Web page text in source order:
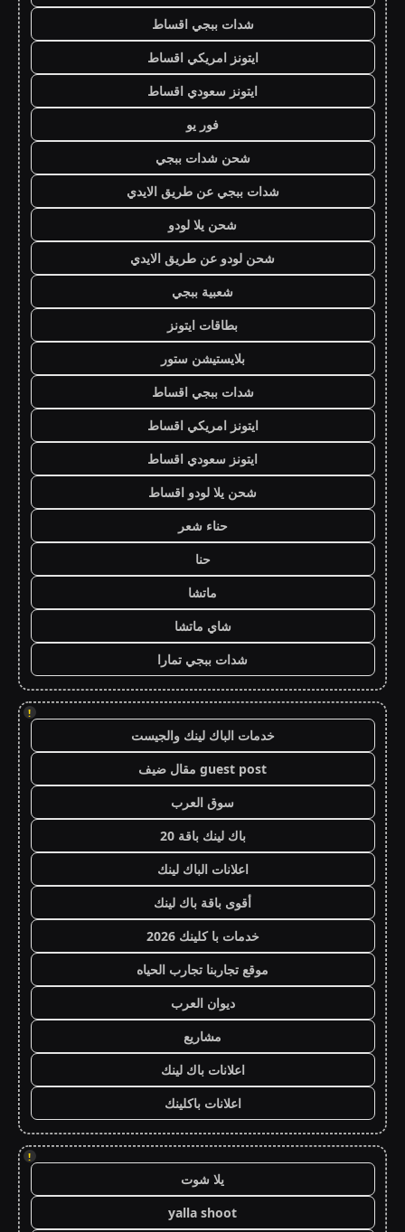
شدات ببجي اقساط
ايتونز امريكي اقساط
ايتونز سعودي اقساط
فور يو
شحن شدات ببجي
شدات ببجي عن طريق الايدي
شحن يلا لودو
شحن لودو عن طريق الايدي
شعبية ببجي
بطاقات ايتونز
بلايستيشن ستور
شدات ببجي اقساط
ايتونز امريكي اقساط
ايتونز سعودي اقساط
شحن يلا لودو اقساط
حناء شعر
حنا
ماتشا
شاي ماتشا
شدات ببجي تمارا
!
خدمات الباك لينك والجيست
guest post مقال ضيف
سوق العرب
باك لينك باقة 20
اعلانات الباك لينك
أقوى باقة باك لينك
خدمات با كلينك 2026
موقع تجاربنا تجارب الحياه
ديوان العرب
مشاريع
اعلانات باك لينك
اعلانات باكلينك
!
يلا شوت
yalla shoot